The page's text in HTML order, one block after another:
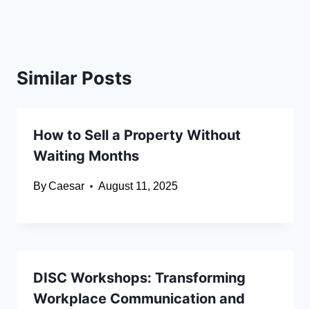
Similar Posts
How to Sell a Property Without
Waiting Months
ByCaesar August 11, 2025
DISC Workshops: Transforming
Workplace Communication and